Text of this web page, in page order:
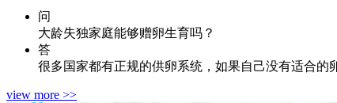
问
大龄失独家庭能够赠卵生育吗？
答
很多国家都有正规的供卵系统，如果自己没有适合的
view more >>